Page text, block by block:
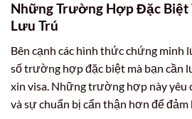
Những Trường Hợp Đặc Biệt
Lưu Trú
Bên cạnh các hình thức chứng minh
số trường hợp đặc biệt mà bạn cần
xin visa. Những trường hợp này yêu
và sự chuẩn bị cẩn thận hơn để